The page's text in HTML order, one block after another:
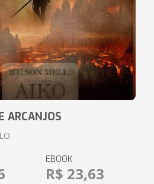
ARCANJOS
EBOOK
R$ 23,63